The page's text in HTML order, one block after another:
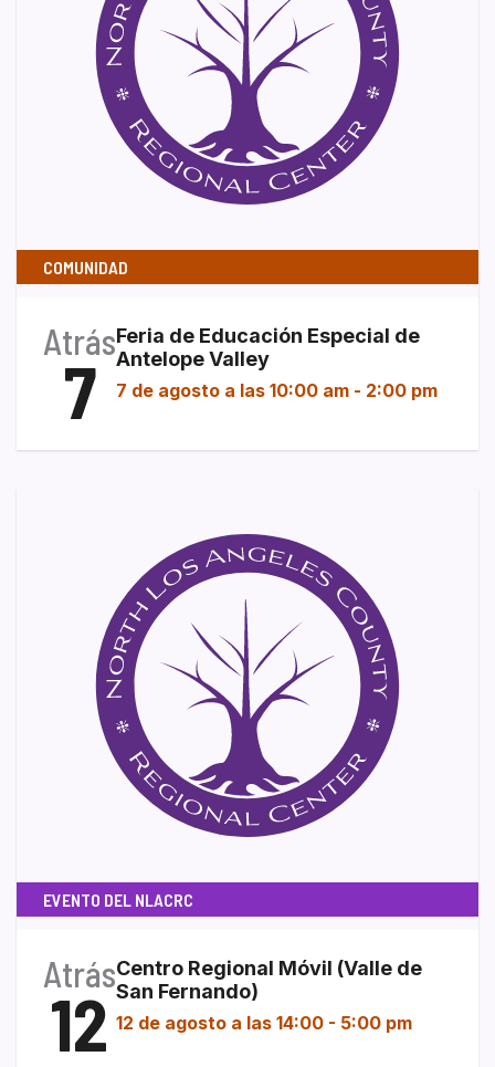
COMUNIDAD
Atrás
7
Feria de Educación Especial de
Antelope Valley
7 de agosto a las 10:00 am - 2:00 pm
EVENTO DEL NLACRC
Atrás
12
Centro Regional Móvil (Valle de
San Fernando)
12 de agosto a las 14:00 - 5:00 pm